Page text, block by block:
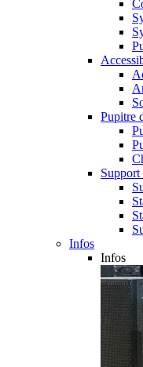
Pupitre
Infos
Infos